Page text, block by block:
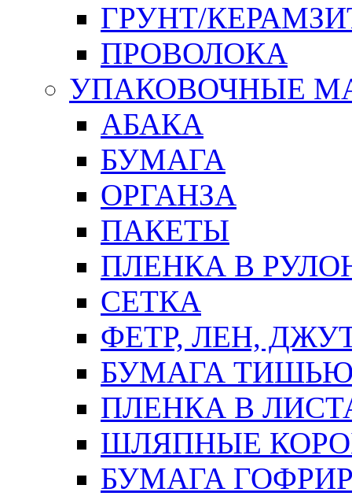
ГРУНТ/
ПРОВОЛОКА
УПАКОВОЧНЫЕ
АБАКА
БУМАГА
ОРГАНЗА
ПАКЕТЫ
ПЛЕНКА В
СЕТКА
ФЕТР, ЛЕН,
БУМАГА
ПЛЕНКА В
ШЛЯПНЫЕ
БУМАГА